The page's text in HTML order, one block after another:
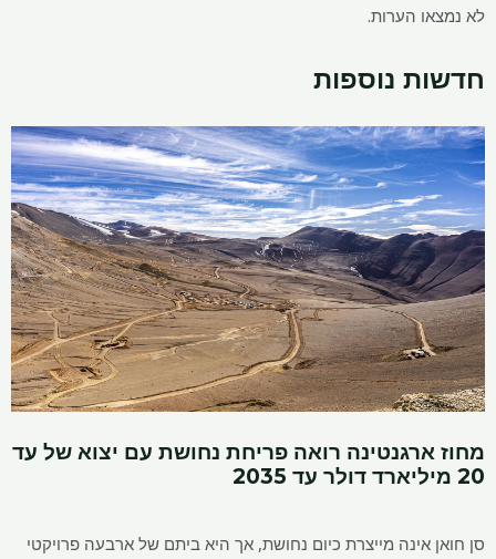
לא נמצאו הערות.
חדשות נוספות
מחוז ארגנטינה רואה פריחת נחושת עם יצוא של עד
20 מיליארד דולר עד 2035
סן חואן אינה מייצרת כיום נחושת, אך היא ביתם של ארבעה פרויקטי